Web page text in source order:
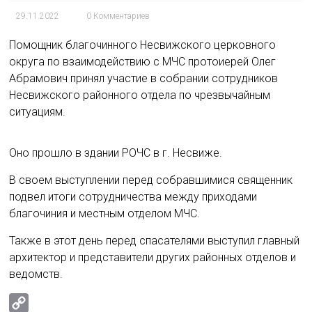
m
ь
29.11.2022 0 Комментариев
Помощник благочинного Несвижского церковного
округа по взаимодействию с МЧС протоиерей Олег
Абрамович принял участие в собрании сотрудников
Несвижского районного отдела по чрезвычайным
ситуациям.
Оно прошло в здании РОЧС в г. Несвиже.
В своем выступлении перед собравшимися священник
подвел итоги сотрудничества между приходами
благочиния и местным отделом МЧС.
Также в этот день перед спасателями выступил главный
архитектор и представители других районных отделов и
ведомств.